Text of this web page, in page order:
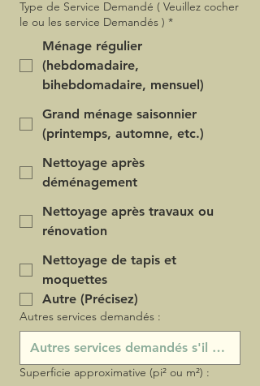
Type de Service Demandé ( Veuillez cocher
le ou les service Demandés ) *
Ménage régulier
(hebdomadaire,
bihebdomadaire, mensuel)
Grand ménage saisonnier
(printemps, automne, etc.)
Nettoyage après
déménagement
Nettoyage après travaux ou
rénovation
Nettoyage de tapis et
moquettes
Autre (Précisez)
Autres services demandés :
Superficie approximative (pi² ou m²) :